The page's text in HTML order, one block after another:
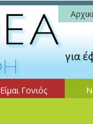
Είμαι Γονιός